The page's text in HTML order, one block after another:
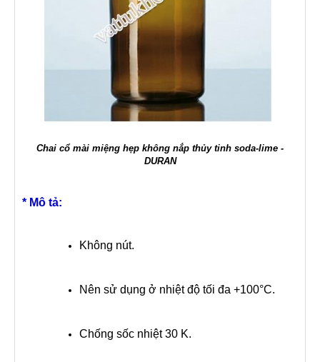
Chai cổ mài miệng hẹp không nắp thủy tinh soda-lime -
DURAN
* Mô tả:
Không nút.
Nên sử dụng ở nhiệt độ tối đa +100°C.
Chống sốc nhiệt 30 K.